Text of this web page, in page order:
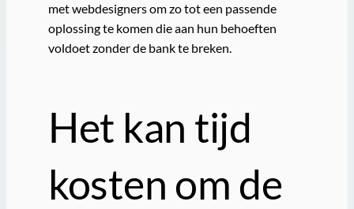
met webdesigners om zo tot een passende
oplossing te komen die aan hun behoeften
voldoet zonder de bank te breken.
Het kan tijd
kosten om de